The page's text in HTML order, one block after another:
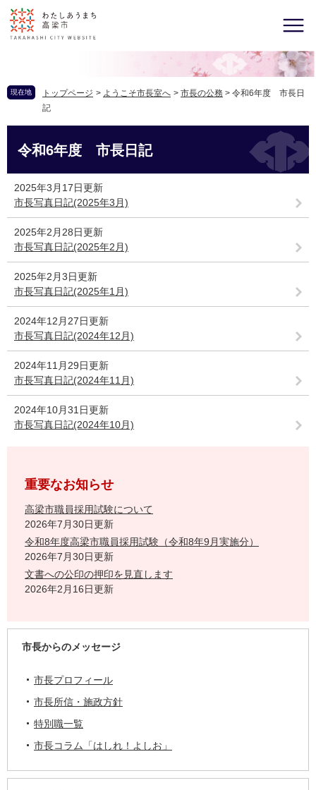
現在地 トップページ > ようこそ市長室へ > 市長の公務 > 令和6年度 市長日
記
令和6年度 市長日記
2025年3月17日更新
市長写真日記(2025年3月)
2025年2月28日更新
市長写真日記(2025年2月)
2025年2月3日更新
市長写真日記(2025年1月)
2024年12月27日更新
市長写真日記(2024年12月)
2024年11月29日更新
市長写真日記(2024年11月)
2024年10月31日更新
市長写真日記(2024年10月)
重要なお知らせ
高梁市職員採用試験について
2026年7月30日更新
令和8年度高梁市職員採用試験（令和8年9月実施分）
2026年7月30日更新
文書への公印の押印を見直します
2026年2月16日更新
市長からのメッセージ
市長プロフィール
市長所信・施政方針
特別職一覧
市長コラム「はしれ！よしお」